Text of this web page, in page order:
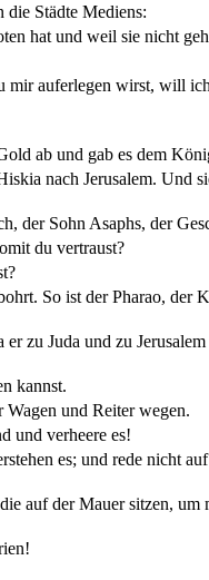
Städte Mediens:
hat und weil sie nicht
mir auferlegen wirst, will
ab und gab es dem
nach Jerusalem. Und
der Sohn Asaphs, der
du vertraust?
So ist der Pharao, der
zu Juda und zu
kannst.
und Reiter wegen.
und verheere es!
es; und rede nicht
auf der Mauer sitzen, um